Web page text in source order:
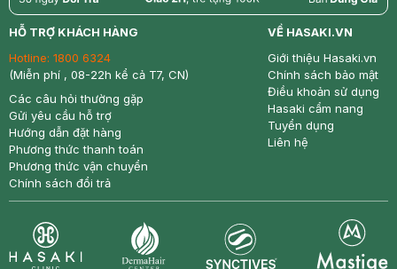
return nowfree price
HỖ TRỢ KHÁCH HÀNG
Hotline: 1800 6324
(Miễn phí , 08-22h kể cả T7, CN)
Các câu hỏi thường gặp
Gửi yêu cầu hỗ trợ
Hướng dẫn đặt hàng
Phương thức thanh toán
Phương thức vận chuyển
Chính sách đổi trả
VỀ HASAKI.VN
Giới thiệu Hasaki.vn
Chính sách bảo mật
Điều khoản sử dụng
Hasaki cẩm nang
Tuyển dụng
Liên hệ